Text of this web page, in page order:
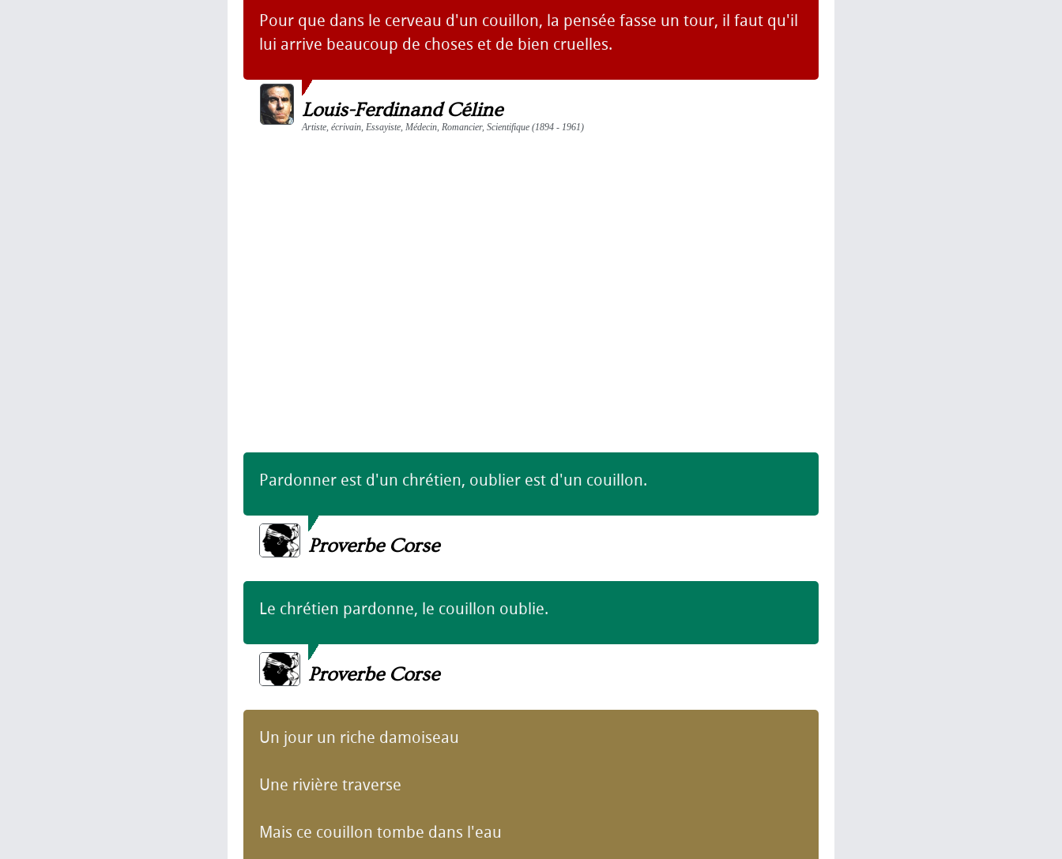
Pour que dans le cerveau d'un couillon, la pensée fasse un tour, il faut qu'il
lui arrive beaucoup de choses et de bien cruelles.
Louis-Ferdinand Céline
Artiste, écrivain, Essayiste, Médecin, Romancier, Scientifique (1894 - 1961)
Pardonner est d'un chrétien, oublier est d'un couillon.
Proverbe Corse
Le chrétien pardonne, le couillon oublie.
Proverbe Corse
Un jour un riche damoiseau
Une rivière traverse
Mais ce couillon tombe dans l'eau